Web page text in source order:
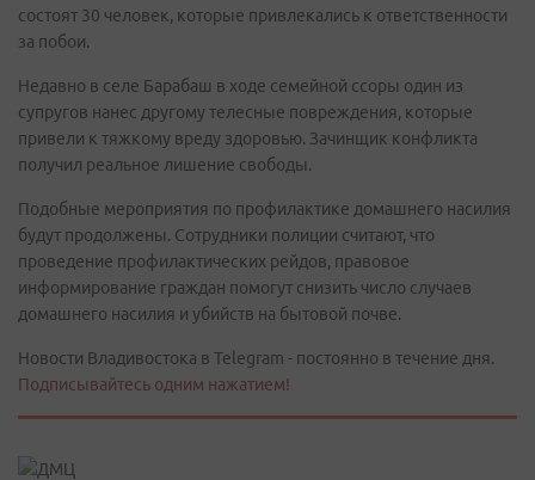
состоят 30 человек, которые привлекались к ответственности
за побои.
Недавно в селе Барабаш в ходе семейной ссоры один из
супругов нанес другому телесные повреждения, которые
привели к тяжкому вреду здоровью. Зачинщик конфликта
получил реальное лишение свободы.
Подобные мероприятия по профилактике домашнего насилия
будут продолжены. Сотрудники полиции считают, что
проведение профилактических рейдов, правовое
информирование граждан помогут снизить число случаев
домашнего насилия и убийств на бытовой почве.
Новости Владивостока в Telegram - постоянно в течение дня.
Подписывайтесь одним нажатием!